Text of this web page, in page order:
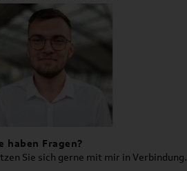
haben Fragen?
Sie sich gerne mit mir in Verbindung.